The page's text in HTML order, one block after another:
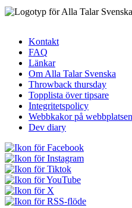
Sidfotsmeny
Kontakt
FAQ
Länkar
Om Alla Talar Svenska
Throwback thursday
Topplista över tipsare
Integritetspolicy
Webbkakor på webbplatsen
Dev diary